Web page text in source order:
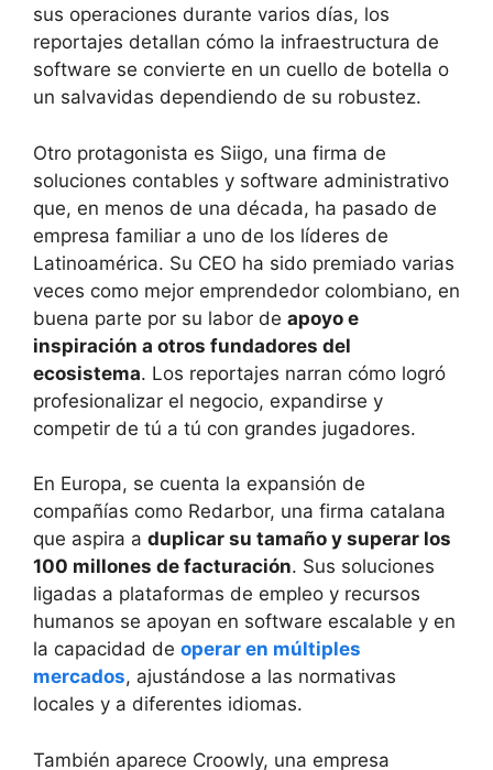
sus operaciones durante varios días, los
reportajes detallan cómo la infraestructura de
software se convierte en un cuello de botella o
un salvavidas dependiendo de su robustez.
Otro protagonista es Siigo, una firma de
soluciones contables y software administrativo
que, en menos de una década, ha pasado de
empresa familiar a uno de los líderes de
Latinoamérica. Su CEO ha sido premiado varias
veces como mejor emprendedor colombiano, en
buena parte por su labor de apoyo e
inspiración a otros fundadores del
ecosistema. Los reportajes narran cómo logró
profesionalizar el negocio, expandirse y
competir de tú a tú con grandes jugadores.
En Europa, se cuenta la expansión de
compañías como Redarbor, una firma catalana
que aspira a duplicar su tamaño y superar los
100 millones de facturación. Sus soluciones
ligadas a plataformas de empleo y recursos
humanos se apoyan en software escalable y en
la capacidad de operar en múltiples
mercados, ajustándose a las normativas
locales y a diferentes idiomas.
También aparece Croowly, una empresa